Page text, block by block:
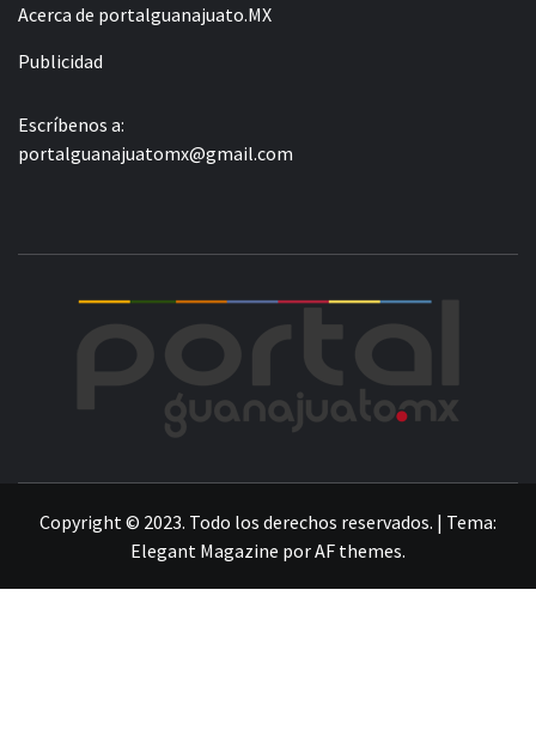
Acerca de portalguanajuato.MX
Publicidad
Escríbenos a:
portalguanajuatomx@gmail.com
Copyright © 2023. Todo los derechos reservados. | Tema:
Elegant Magazine porAF themes.